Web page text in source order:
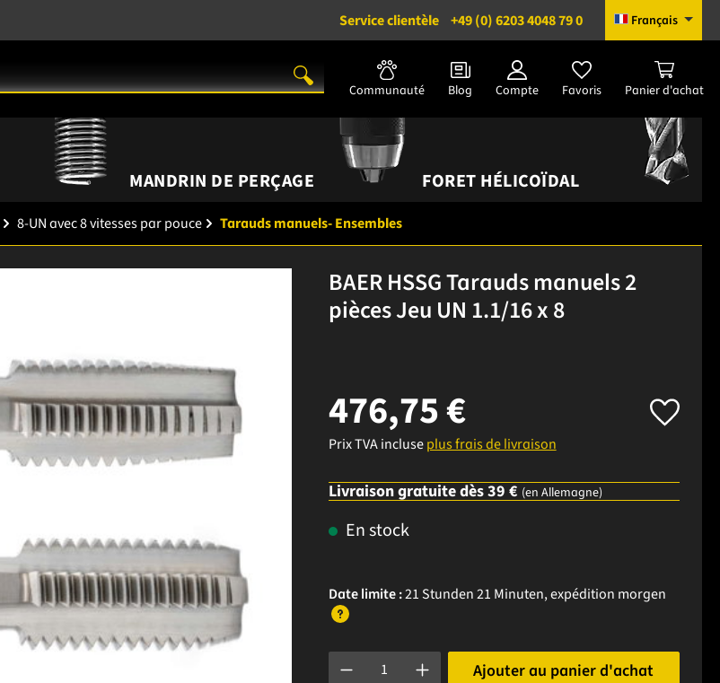
Service clientèle +49 (0) 6203 4048 79 0 Français
Communauté Blog Compte Favoris Panier d'achat
MANDRIN DE PERÇAGE FORET HÉLICOÏDAL
8-UN avec 8 vitesses par pouce Tarauds manuels- Ensembles
BAER HSSG Tarauds manuels 2
pièces Jeu UN 1.1/16 x 8
476,75 €
Prix TVA incluseplus frais de livraison
Livraison gratuite dès 39 € (en Allemagne)
En stock
Date limite :21 Stunden 21 Minuten, expédition morgen
Quantité de produit : Entrez la quantité souhaitée ou utilisez
Ajouter au panier d'achat